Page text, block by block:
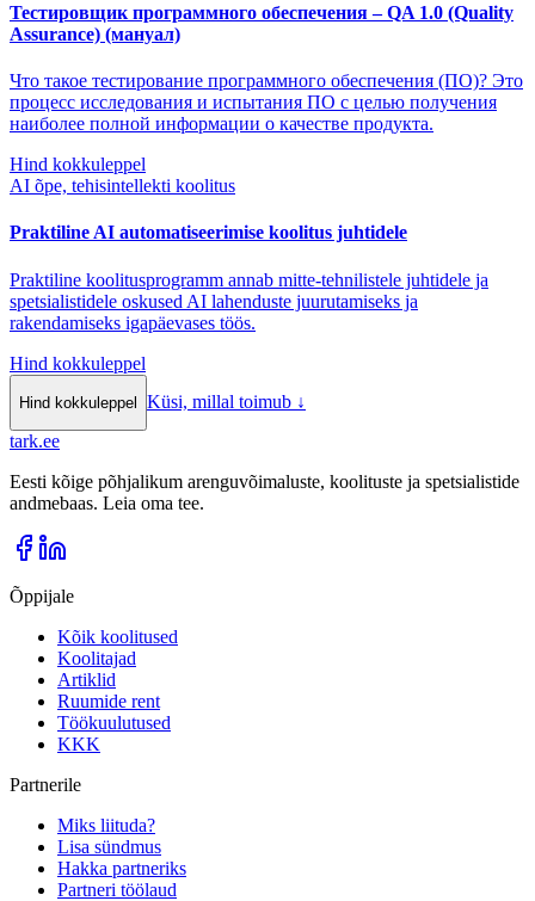
Тестировщик программного обеспечения – QA 1.0 (Quality
Assurance) (мануал)
Что такое тестирование программного обеспечения (ПО)? Это
процесс исследования и испытания ПО с целью получения
наиболее полной информации о качестве продукта.
Hind kokkuleppel
AI õpe, tehisintellekti koolitus
Praktiline AI automatiseerimise koolitus juhtidele
Praktiline koolitusprogramm annab mitte-tehnilistele juhtidele ja
spetsialistidele oskused AI lahenduste juurutamiseks ja
rakendamiseks igapäevases töös.
Hind kokkuleppel
Hind kokkuleppel Küsi, millal toimub ↓
tark.ee
Eesti kõige põhjalikum arenguvõimaluste, koolituste ja spetsialistide
andmebaas. Leia oma tee.
Õppijale
Kõik koolitused
Koolitajad
Artiklid
Ruumide rent
Töökuulutused
KKK
Partnerile
Miks liituda?
Lisa sündmus
Hakka partneriks
Partneri töölaud